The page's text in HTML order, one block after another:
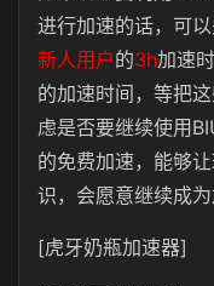
进行加速的话，可
新人用户的3h加速
的加速时间，等把
虑是否要继续使用
的免费加速，能够
识，会愿意继续成为
[虎牙奶瓶加速器]